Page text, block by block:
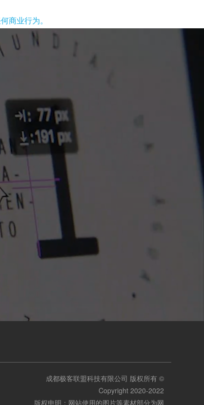
商业行为。
成都极客联盟科技有限公司 版权所有 ©
Copyright 2020-2022
版权申明：网站使用的图片等素材部分为网